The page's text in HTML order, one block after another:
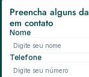
Preencha alguns
em contato
Nome
Telefone